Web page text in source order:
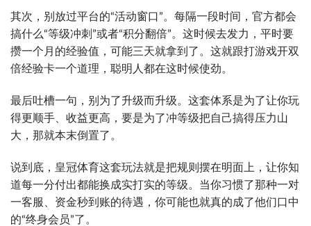
其次，别放过平台的“活动窗口”。每隔一段时间，官方都会
搞什么“等级冲刺”或者“积分翻倍”。这时候去发力，平时要
攒一个月的经验值，可能三天就拿到了。这就跟打游戏开双
倍经验卡一个道理，聪明人都在这时候使劲。
最后吐槽一句，别为了升级而升级。这套体系是为了让你玩
得更顺手、收益更高，要是为了冲等级把自己搞得压力山
大，那就本末倒置了。
说到底，皇冠体育这套玩法就是把规则摆在明面上，让你知
道每一分付出都能换成实打实的等级。当你习惯了那种一对
一客服、资金秒到账的待遇，你可能也就真的成了他们口中
的“终身会员”了。